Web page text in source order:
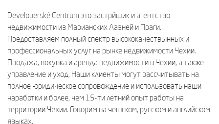
Developerské Centrum это застрйщик и агентство
недвижимости из Марианских Лазней и Праги.
Предоставляем полный спектр высококачествынных и
профессиональных услуг на рынке недвижимости Чехии.
Продажа, покупка и аренда недвижимости в Чехии, а также
управление и уход. Наши клиенты могут рассчитывать на
полное юридическое сопровождение и использовать наши
наработки и более, чем 15-ти летний опыт работы на
территории Чехии. Говорим на чешском, русском и английском
языках.